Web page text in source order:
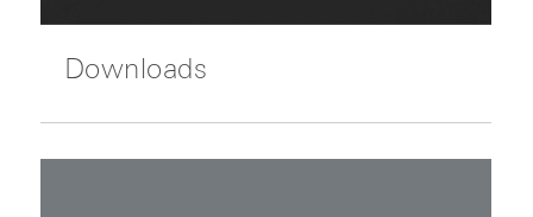
Downloads